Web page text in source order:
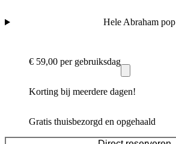
Hele Abraham pop
€ 59,00 per gebruiksdag
Korting bij meerdere dagen!
Gratis thuisbezorgd en opgehaald